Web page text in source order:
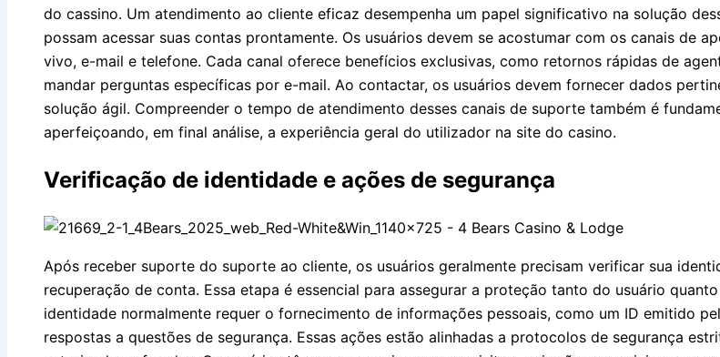
do cassino. Um atendimento ao cliente eficaz desempenha um papel significativo na solução
possam acessar suas contas prontamente. Os usuários devem se acostumar com os canais de
vivo, e-mail e telefone. Cada canal oferece benefícios exclusivas, como retornos rápidas de
mandar perguntas específicas por e-mail. Ao contactar, os usuários devem fornecer dados
solução ágil. Compreender o tempo de atendimento desses canais de suporte também é
aperfeiçoando, em final análise, a experiência geral do utilizador na site do casino.
Verificação de identidade e ações de segurança
Após receber suporte do suporte ao cliente, os usuários geralmente precisam verificar sua
recuperação de conta. Essa etapa é essencial para assegurar a proteção tanto do usuário
identidade normalmente requer o fornecimento de informações pessoais, como um ID emitido
respostas a questões de segurança. Essas ações estão alinhadas a protocolos de segurança